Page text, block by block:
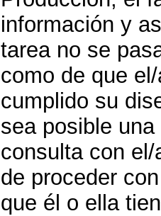
información y
tarea no se
como de que
cumplido su
sea posible
consulta con
de proceder
que él o ella